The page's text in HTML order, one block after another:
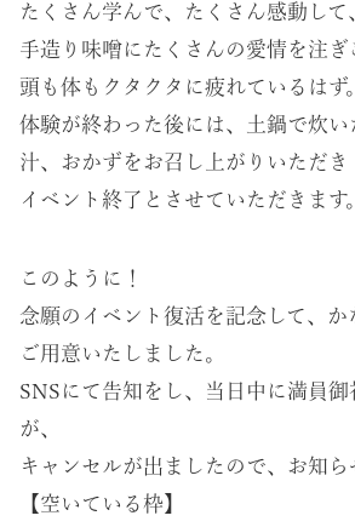
たくさん学んで、たくさん感動して
手造り味噌にたくさんの愛情を注ぎ
頭も体もクタクタに疲れているはず。
体験が終わった後には、土鍋で炊
汁、おかずをお召し上がりいただき
イベント終了とさせていただきます。
このように！
念願のイベント復活を記念して、か
ご用意いたしました。
SNSにて告知をし、当日中に満員御
が、
キャンセルが出ましたので、お知ら
【空いている枠】